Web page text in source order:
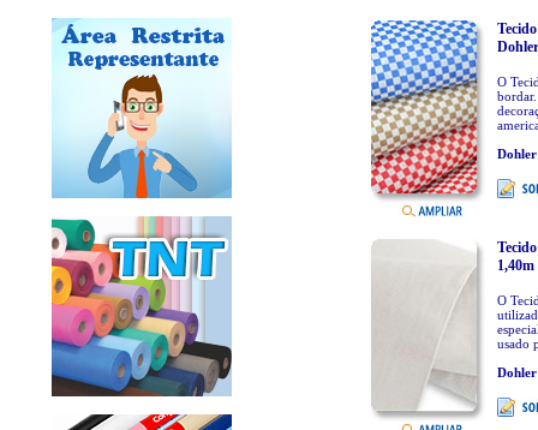
Dohler
O
Dohler
O
usado
Dohler